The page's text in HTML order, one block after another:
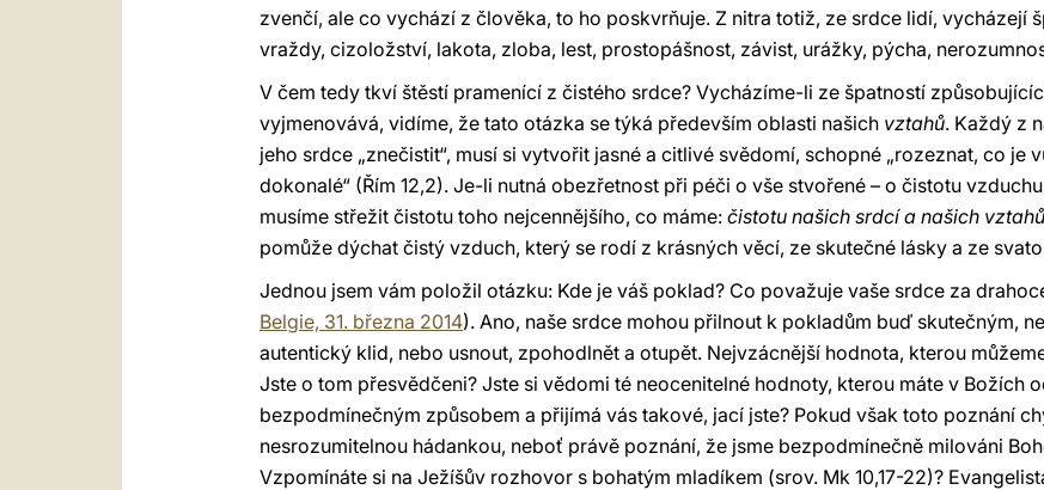
zvenčí, ale co vychází z člověka, to ho poskvrňuje. Z nitra totiž, ze srdce lidí, vycházejí
vraždy, cizoložství, lakota, zloba, lest, prostopášnost, závist, urážky, pýcha,
V čem tedy tkví štěstí pramenící z čistého srdce? Vycházíme-li ze špatností
vyjmenovává, vidíme, že tato otázka se týká především oblasti našich vztahů. Každý z
jeho srdce „znečistit“, musí si vytvořit jasné a citlivé svědomí, schopné „rozeznat, co je
dokonalé“ (Řím 12,2). Je-li nutná obezřetnost při péči o vše stvořené – o čistotu
musíme střežit čistotu toho nejcennějšího, co máme: čistotu našich srdcí a našich vztahů
pomůže dýchat čistý vzduch, který se rodí z krásných věcí, ze skutečné lásky a ze
Jednou jsem vám položil otázku: Kde je váš poklad? Co považuje vaše srdce za
Belgie, 31. března 2014). Ano, naše srdce mohou přilnout k pokladům buď skutečným,
autentický klid, nebo usnout, zpohodlnět a otupět. Nejvzácnější hodnota, kterou
Jste o tom přesvědčeni? Jste si vědomi té neocenitelné hodnoty, kterou máte v Božích
bezpodmínečným způsobem a přijímá vás takové, jací jste? Pokud však toto poznání
nesrozumitelnou hádankou, neboť právě poznání, že jsme bezpodmínečně milováni
Vzpomínáte si na Ježíšův rozhovor s bohatým mladíkem (srov. Mk 10,17-22)?